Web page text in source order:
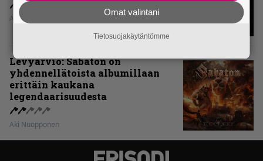
Aki Nuopponen
Levyarvio: Sabaton on
yhdennellätoista albumillaan
erittäin kaukana
legendaarisuudesta
Aki Nuopponen
Omat valintani
Tietosuojakäytäntömme